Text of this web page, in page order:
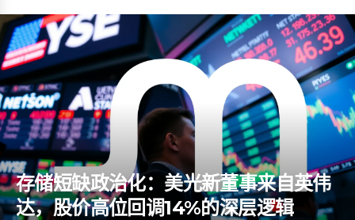
存储短缺政治化：美光新董事来自英伟
达，股价高位回调14%的深层逻辑